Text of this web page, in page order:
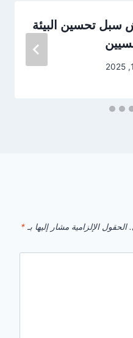
سبل تحسين البيئة
الحقول الإلزامية مشار إليها بـ *